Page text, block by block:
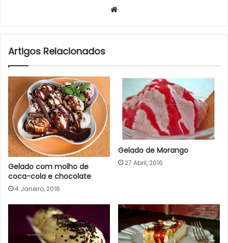
Artigos Relacionados
Gelado com molho de
coca-cola e chocolate
4 Janeiro, 2016
Gelado de Morango
27 Abril, 2016